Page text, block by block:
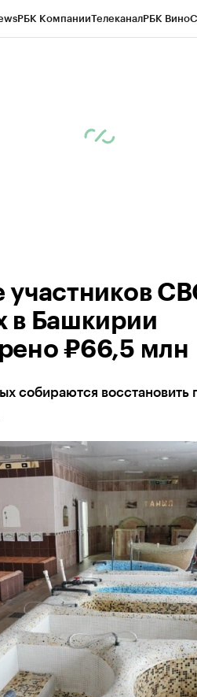
РБК КомпанииТелеканалРБК Вино
участников
в Башкирии
₽66,5 млн
собираются восстановить